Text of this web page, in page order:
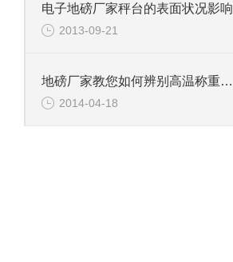
电子地磅厂家秤台的表面状况影响
2013-09-21
地磅厂家教您如何辨别高温称重传感器的好坏
2014-04-18